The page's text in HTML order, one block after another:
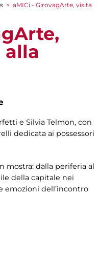
> aMICi - GirovagArte, visita
e Silvia Telmon, con
dedicata ai possessori
mostra: dalla periferia al
della capitale nei
emozioni dell’incontro